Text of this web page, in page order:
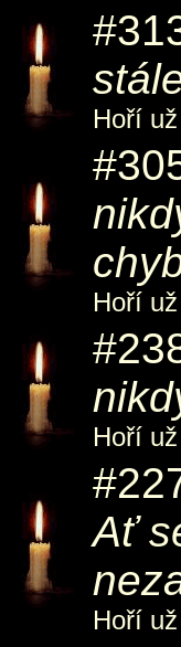
Hoří
Hoří
Hoří
Ať
Hoří